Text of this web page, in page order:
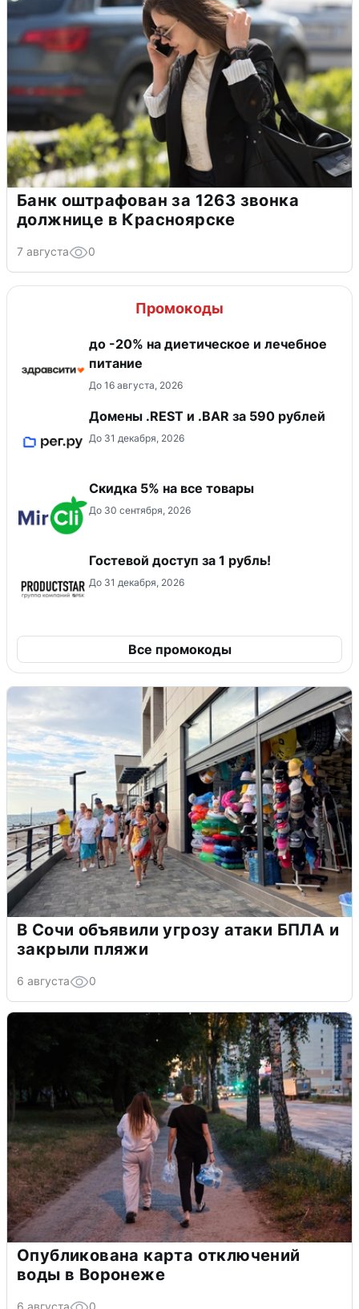
Банк оштрафован за 1263 звонка
должнице в Красноярске
7 августа 0
Промокоды
до -20% на диетическое и лечебное
питание
До 16 августа, 2026
Домены .REST и .BAR за 590 рублей
До 31 декабря, 2026
Скидка 5% на все товары
До 30 сентября, 2026
Гостевой доступ за 1 рубль!
До 31 декабря, 2026
Все промокоды
В Сочи объявили угрозу атаки БПЛА и
закрыли пляжи
6 августа 0
Опубликована карта отключений
воды в Воронеже
6 августа 0